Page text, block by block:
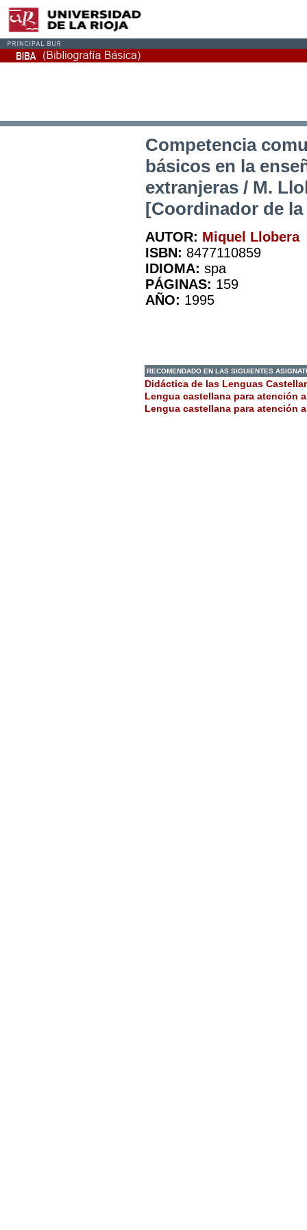
Competencia
básicos en la
extranjeras / M.
[Coordinador de
AUTOR: Miquel Llobera
ISBN: 8477110859
IDIOMA: spa
PÁGINAS: 159
AÑO: 1995
RECOMENDADO EN LAS SIGUIENTES
Didáctica de las Lenguas
Lengua castellana para atención
Lengua castellana para atención